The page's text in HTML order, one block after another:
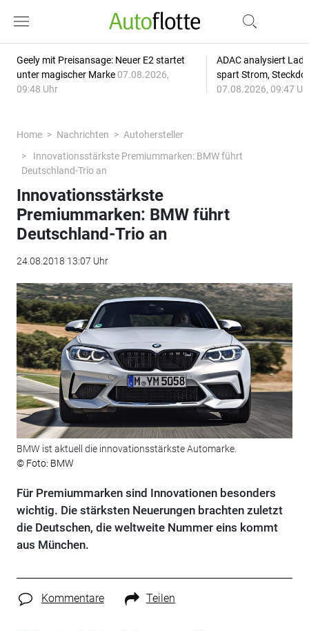
Geely mit Preisansage: Neuer E2 startet
unter magischer Marke 07.08.2026,
09:48 Uhr
ADAC analysiert
spart Strom,
07.08.2026, 09:47
Home Nachrichten
Autohersteller
Innovationsstärkste Premiummarken: BMW führt
Deutschland-Trio an
Innovationsstärkste
Premiummarken: BMW führt
Deutschland-Trio an
24.08.2018 13:07 Uhr
BMW ist aktuell die innovationsstärkste Automarke.
© Foto: BMW
Für Premiummarken sind Innovationen besonders
wichtig. Die stärksten Neuerungen brachten zuletzt
die Deutschen, die weltweite Nummer eins kommt
aus München.
Kommentare Teilen